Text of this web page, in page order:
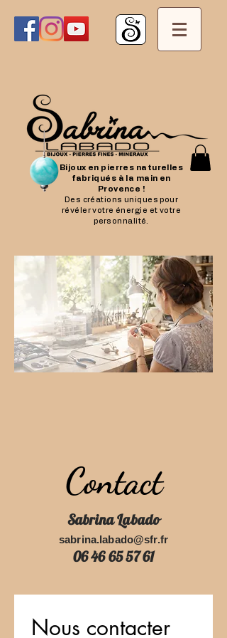
Bijoux en pierres naturelles
fabriqués à la main en
Provence !
Des créations uniques pour
révéler votre énergie et votre
personnalité.
Contact
Sabrina Labado
sabrina.labado@sfr.fr
06 46 65 57 61
Nous contacter